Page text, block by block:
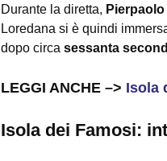
Durante la diretta,
Loredana si è quindi
dopo circa sessanta
LEGGI ANCHE –> Isola
Isola dei Famosi: